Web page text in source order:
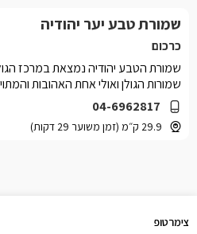
שמורת טבע יער יהודיה
כרכום
04-6962817
29.9 ק״מ (זמן משוער 29 דקות)
שמורת הטבע יהודיה נמצאת במרכז
שמורות הגולן ואולי אחת האהובות
צימרטופ